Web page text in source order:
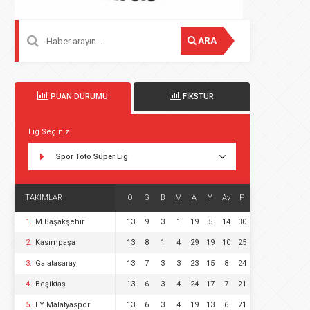
ARA
PUAN DURUMU FİKSTUR
Lig Seçiniz
Spor Toto Süper Lig
TAKIMLAR O G B M A Y Av P
1. M.Başakşehir 13 9 3 1 19 5 14 30
2. Kasımpaşa 13 8 1 4 29 19 10 25
3. Galatasaray 13 7 3 3 23 15 8 24
4. Beşiktaş 13 6 3 4 24 17 7 21
5. EY Malatyaspor 13 6 3 4 19 13 6 21